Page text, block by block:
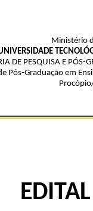
Ministério
DE PESQUISA E
Pós-Graduação em